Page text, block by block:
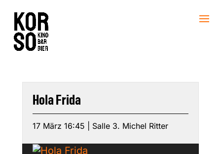
Hola Frida
17 März 16:45 | Salle 3. Michel Ritter